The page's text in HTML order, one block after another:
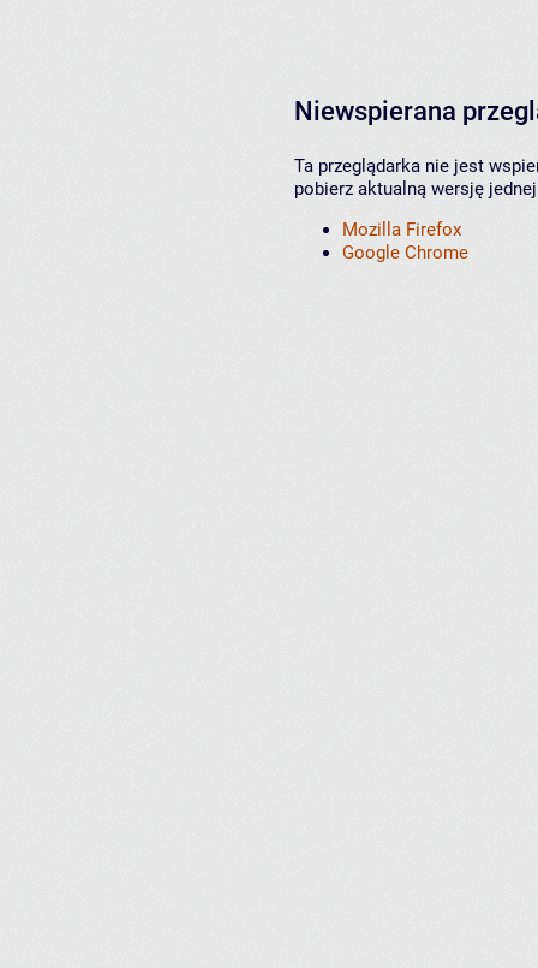
Niewspierana
Ta przeglądarka nie jest
pobierz aktualną wersję
Mozilla Firefox
Google Chrome